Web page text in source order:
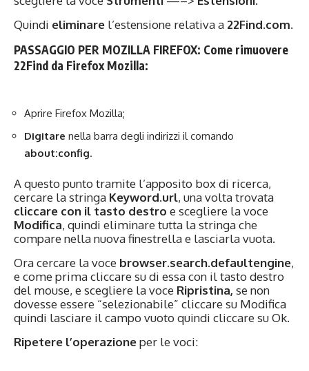
Quindi eliminare l’estensione relativa a 22Find.com.
PASSAGGIO PER MOZILLA FIREFOX: Come rimuovere
22Find da Firefox Mozilla:
Aprire Firefox Mozilla;
Digitare nella barra degli indirizzi il comando
about:config.
A questo punto tramite l’apposito box di ricerca,
cercare la stringa Keyword.url, una volta trovata
cliccare con il tasto destro e scegliere la voce
Modifica, quindi eliminare tutta la stringa che
compare nella nuova finestrella e lasciarla vuota.
Ora cercare la voce browser.search.defaultengine,
e come prima cliccare su di essa con il tasto destro
del mouse, e scegliere la voce Ripristina, se non
dovesse essere “selezionabile” cliccare su Modifica
quindi lasciare il campo vuoto quindi cliccare su Ok.
Ripetere l’operazioneper le voci: